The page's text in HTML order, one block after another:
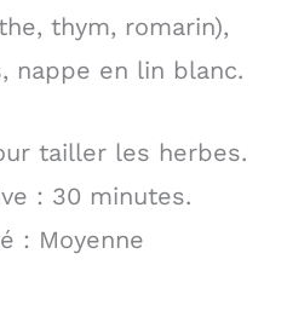
thym, romarin),
nappe en lin blanc.
tailler les herbes.
: 30 minutes.
: Moyenne